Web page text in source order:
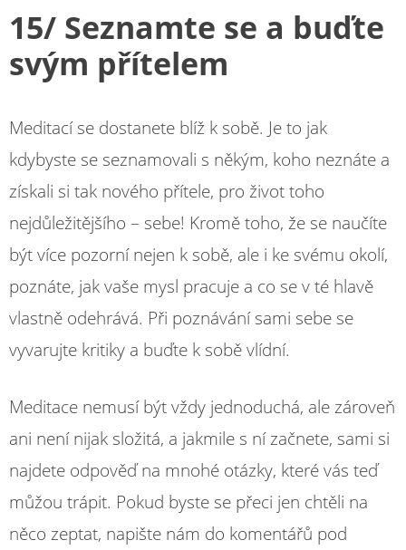
15/ Seznamte se a buďte
svým přítelem
Meditací se dostanete blíž k sobě. Je to jak
kdybyste se seznamovali s někým, koho neznáte a
získali si tak nového přítele, pro život toho
nejdůležitějšího – sebe! Kromě toho, že se naučíte
být více pozorní nejen k sobě, ale i ke svému okolí,
poznáte, jak vaše mysl pracuje a co se v té hlavě
vlastně odehrává. Při poznávání sami sebe se
vyvarujte kritiky a buďte k sobě vlídní.
Meditace nemusí být vždy jednoduchá, ale zároveň
ani není nijak složitá, a jakmile s ní začnete, sami si
najdete odpověď na mnohé otázky, které vás teď
můžou trápit. Pokud byste se přeci jen chtěli na
něco zeptat, napište nám do komentářů pod